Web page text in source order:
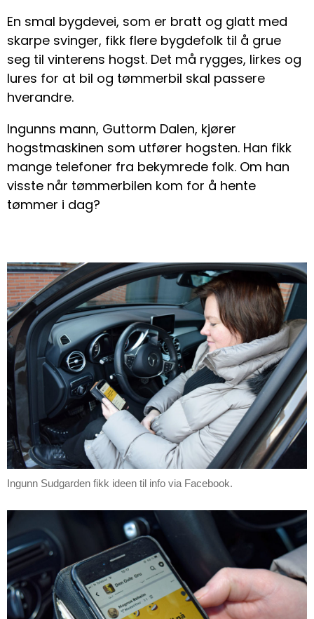
En smal bygdevei, som er bratt og glatt med
skarpe svinger, fikk flere bygdefolk til å grue
seg til vinterens hogst. Det må rygges, lirkes og
lures for at bil og tømmerbil skal passere
hverandre.
Ingunns mann, Guttorm Dalen, kjører
hogstmaskinen som utfører hogsten. Han fikk
mange telefoner fra bekymrede folk. Om han
visste når tømmerbilen kom for å hente
tømmer i dag?
Ingunn Sudgarden fikk ideen til info via Facebook.